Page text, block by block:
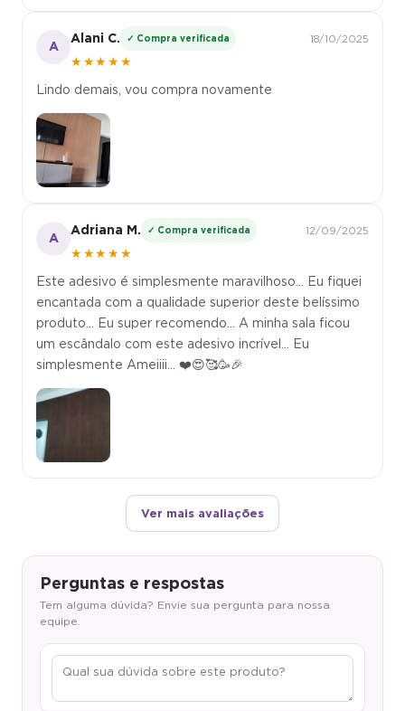
A
Alani C. ✓ Compra verificada
★★★★★
18/10/2025
Lindo demais, vou compra novamente
A
Adriana M. ✓ Compra verificada
★★★★★
12/09/2025
Este adesivo é simplesmente maravilhoso... Eu fiquei
encantada com a qualidade superior deste belíssimo
produto... Eu super recomendo... A minha sala ficou
um escândalo com este adesivo incrível... Eu
simplesmente Ameiiii... ❤️😍🥰🥳🎉
Ver mais avaliações
Perguntas e respostas
Tem alguma dúvida? Envie sua pergunta para nossa
equipe.